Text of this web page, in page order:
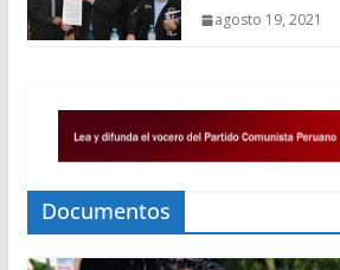
agosto 19, 2021
Documentos